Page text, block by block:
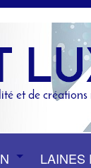
LAINES